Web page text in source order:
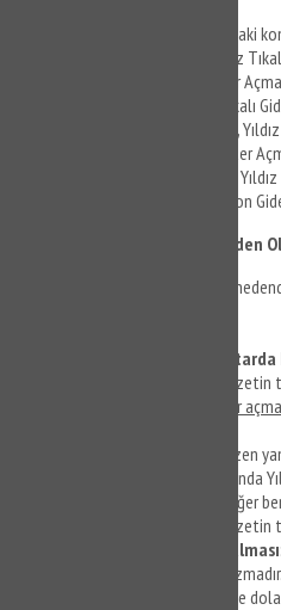
Yıldız gider açma olarak aşağıdaki
Yıldız Mutfak Gider Açma, Yıldız
Gider Açma, Yıldız Lavabo Gider
Kameralı Gider Açma, Yıldız Tıkalı
Açma, Yıldız Gider Açma servisi,
Su Gider Açma, Yıldız Pimaş Gider
Açma, Yıldız Kanal Gider Açma,
Klozet Gider Açma, Yıldız Balkon
Klozet Tıkanıklığı Neden
Klozet tıkanıklığı birçok farklı
Tuvalet kağıdının fazla miktarda
zamanla borulara birikerek klozetin
Yıldız gider açma
: İnsanlar bazen
cisimler atabilirler. Bunlar arasında
pedleri, pamuklu çubuklar ve diğer
nesneler, borulara sıkışarak
Sifon mekanizmasının bozulması
akmasını kontrol eden
bozulursa, suyun normal şekilde